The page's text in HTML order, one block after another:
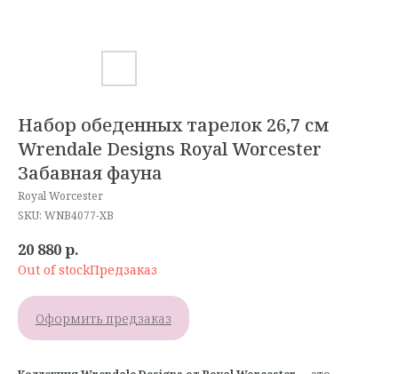
Набор обеденных тарелок 26,7 см
Wrendale Designs Royal Worcester
Забавная фауна
Royal Worcester
SKU: WNB4077-XB
20 880р.
Out of stock
Оформить предзаказ